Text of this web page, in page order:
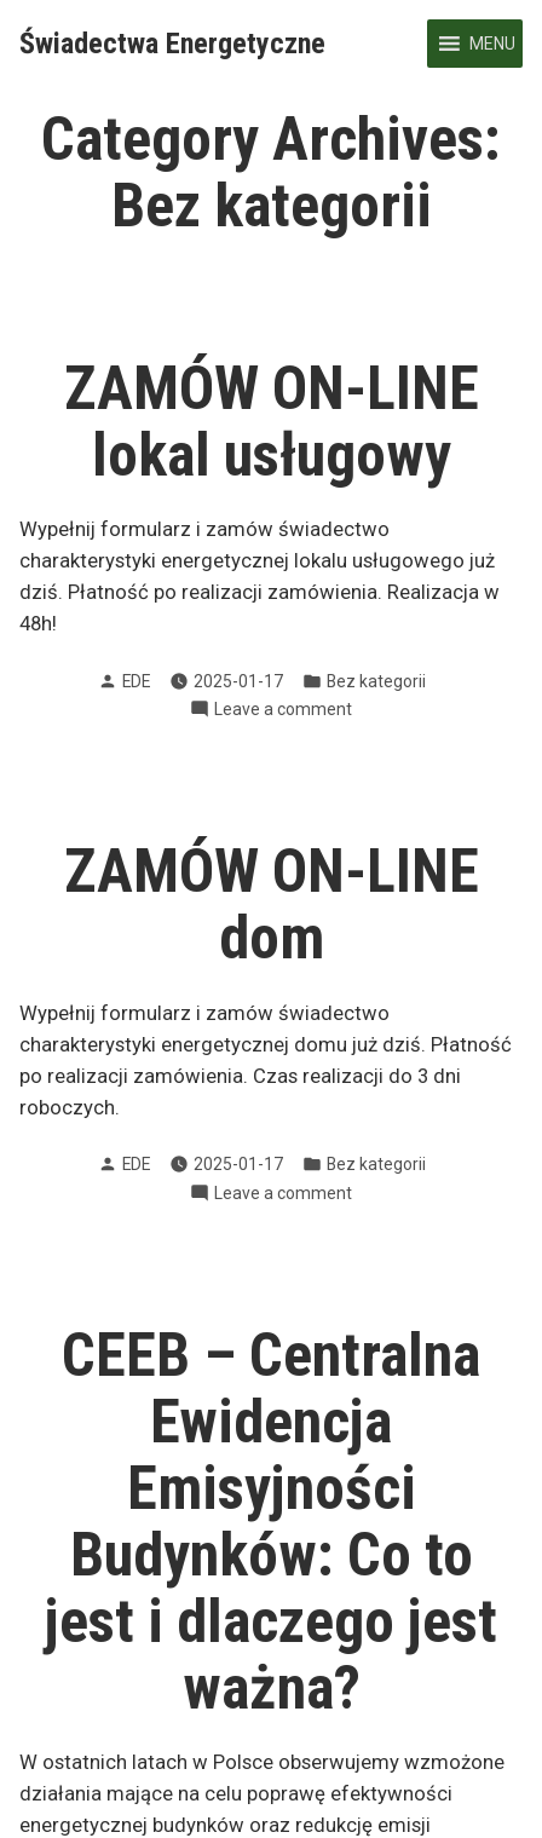
Świadectwa Energetyczne MENU
Category Archives:
Bez kategorii
ZAMÓW ON-LINE
lokal usługowy
Wypełnij formularz i zamów świadectwo
charakterystyki energetycznej lokalu usługowego już
dziś. Płatność po realizacji zamówienia. Realizacja w
48h!
Posted
EDE 2025-01-17
Posted
in
Bez kategorii
Leave a commenton
ZAMÓW ON-LINE
dom
Wypełnij formularz i zamów świadectwo
charakterystyki energetycznej domu już dziś. Płatność
po realizacji zamówienia. Czas realizacji do 3 dni
roboczych.
Posted
EDE 2025-01-17
Posted
in
Bez kategorii
Leave a commenton
CEEB – Centralna
Ewidencja
Emisyjności
Budynków: Co to
jest i dlaczego jest
ważna?
W ostatnich latach w Polsce obserwujemy wzmożone
działania mające na celu poprawę efektywności
energetycznej budynków oraz redukcję emisji